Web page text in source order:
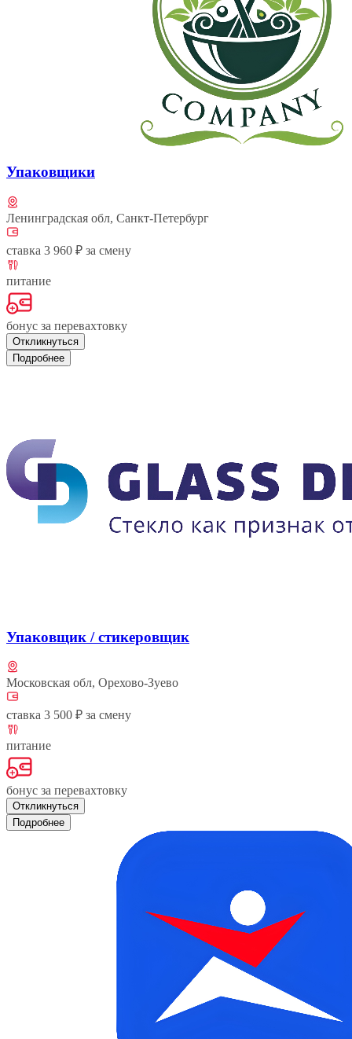
Упаковщики
Ленинградская обл, Санкт-Петербург
ставка 3 960 ₽ за смену
питание
бонус за перевахтовку
Откликнуться
Подробнее
Упаковщик / стикеровщик
Московская обл, Орехово-Зуево
ставка 3 500 ₽ за смену
питание
бонус за перевахтовку
Откликнуться
Подробнее